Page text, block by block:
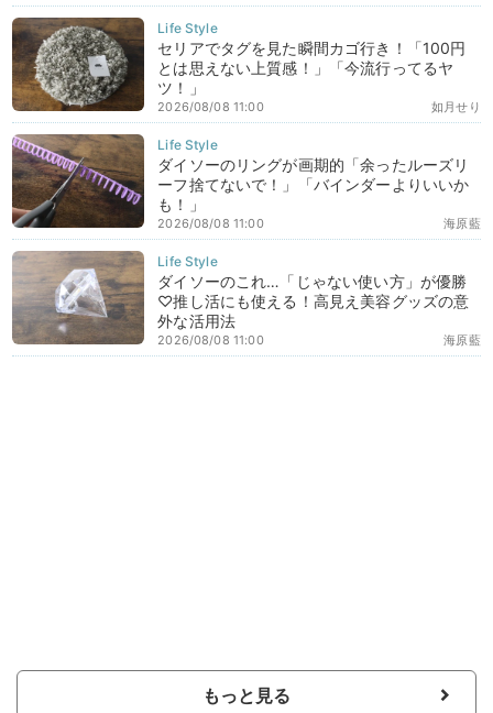
セリアでタグを見た瞬間カゴ行き！「100円
とは思えない上質感！」「今流行ってるヤ
ツ！」
如月せり
2026/08/08 11:00
ダイソーのリングが画期的「余ったルーズリ
ーフ捨てないで！」「バインダーよりいいか
も！」
海原藍
2026/08/08 11:00
ダイソーのこれ…「じゃない使い方」が優勝
♡推し活にも使える！高見え美容グッズの意
外な活用法
海原藍
2026/08/08 11:00
もっと見る